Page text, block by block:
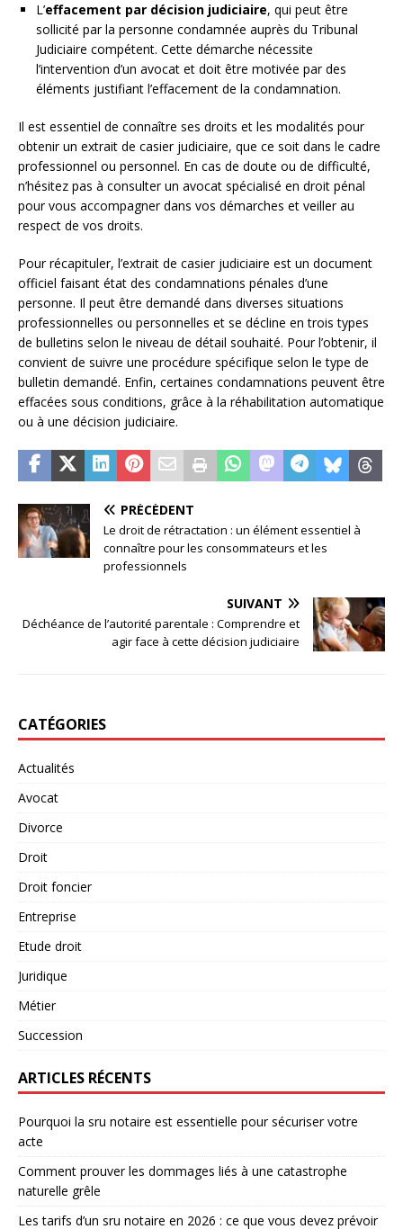
L’effacement par décision judiciaire, qui peut être
sollicité par la personne condamnée auprès du Tribunal
Judiciaire compétent. Cette démarche nécessite
l’intervention d’un avocat et doit être motivée par des
éléments justifiant l’effacement de la condamnation.
Il est essentiel de connaître ses droits et les modalités pour
obtenir un extrait de casier judiciaire, que ce soit dans le cadre
professionnel ou personnel. En cas de doute ou de difficulté,
n’hésitez pas à consulter un avocat spécialisé en droit pénal
pour vous accompagner dans vos démarches et veiller au
respect de vos droits.
Pour récapituler, l’extrait de casier judiciaire est un document
officiel faisant état des condamnations pénales d’une
personne. Il peut être demandé dans diverses situations
professionnelles ou personnelles et se décline en trois types
de bulletins selon le niveau de détail souhaité. Pour l’obtenir, il
convient de suivre une procédure spécifique selon le type de
bulletin demandé. Enfin, certaines condamnations peuvent être
effacées sous conditions, grâce à la réhabilitation automatique
ou à une décision judiciaire.
PRÉCÉDENT
Le droit de rétractation : un élément essentiel à
connaître pour les consommateurs et les
professionnels
SUIVANT
Déchéance de l’autorité parentale : Comprendre et
agir face à cette décision judiciaire
CATÉGORIES
Actualités
Avocat
Divorce
Droit
Droit foncier
Entreprise
Etude droit
Juridique
Métier
Succession
ARTICLES RÉCENTS
Pourquoi la sru notaire est essentielle pour sécuriser votre
acte
Comment prouver les dommages liés à une catastrophe
naturelle grêle
Les tarifs d’un sru notaire en 2026 : ce que vous devez prévoir